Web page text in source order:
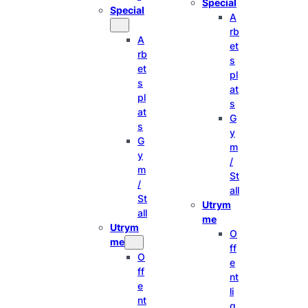
Special
A
rb
et
s
pl
at
s
G
y
m
/
St
all
Utrym
me
O
ff
e
nt
Special
A
rb
et
s
pl
at
s
G
y
m
/
St
all
Utrym
me
O
ff
e
nt
li
g